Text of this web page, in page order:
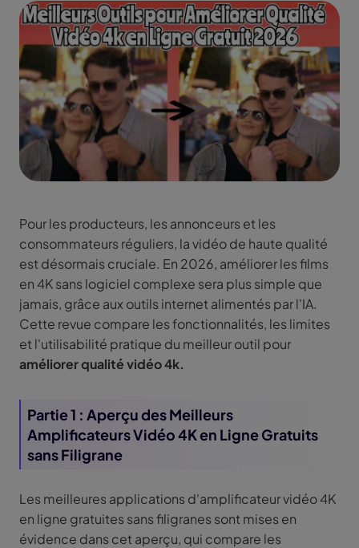
Pour les producteurs, les annonceurs et les
consommateurs réguliers, la vidéo de haute qualité
est désormais cruciale. En 2026, améliorer les films
en 4K sans logiciel complexe sera plus simple que
jamais, grâce aux outils internet alimentés par l'IA.
Cette revue compare les fonctionnalités, les limites
et l'utilisabilité pratique du meilleur outil pour
améliorer qualité vidéo 4k.
Partie 1 : Aperçu des Meilleurs
Amplificateurs Vidéo 4K en Ligne Gratuits
sans Filigrane
Les meilleures applications d'amplificateur vidéo 4K
en ligne gratuites sans filigranes sont mises en
évidence dans cet aperçu, qui compare les